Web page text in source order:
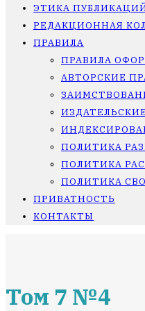
ЭТИКА
РЕДАКЦИОННАЯ
ПРАВИЛА
ПРАВИЛА
АВТОРСКИЕ
ПОЛИТИКА
ПОЛИТИКА
ПОЛИТИКА
ПРИВАТНОСТЬ
КОНТАКТЫ
Том 7 №4